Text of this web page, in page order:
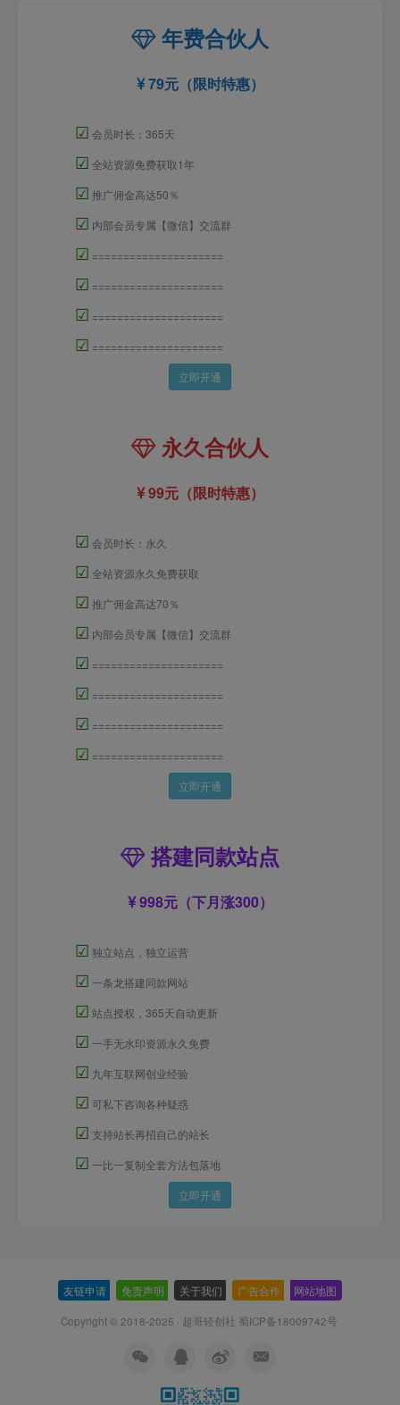
年费合伙人
79元（限时特惠）
☑ 会员时长：365天
☑ 全站资源免费获取1年
☑ 推广佣金高达50％
☑ 内部会员专属【微信】交流群
☑ =====================
☑ =====================
☑ =====================
☑ =====================
立即开通
永久合伙人
99元（限时特惠）
☑ 会员时长：永久
☑ 全站资源永久免费获取
☑ 推广佣金高达70％
☑ 内部会员专属【微信】交流群
☑ =====================
☑ =====================
☑ =====================
☑ =====================
立即开通
搭建同款站点
998元（下月涨300）
☑ 独立站点，独立运营
☑ 一条龙搭建同款网站
☑ 站点授权，365天自动更新
☑ 一手无水印资源永久免费
☑ 九年互联网创业经验
☑ 可私下咨询各种疑惑
☑ 支持站长再招自己的站长
☑ 一比一复制全套方法包落地
立即开通
友链申请 免责声明 关于我们 广告合作 网站地图
Copyright © 2018-2025 · 超哥轻创社 蜀ICP备18009742号